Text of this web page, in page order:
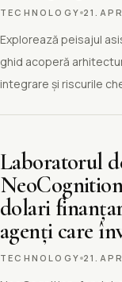
TECHNOLOGY
Explorează peisajul
ghid acoperă
integrare și riscurile
Laboratorul
dolari
agenți care
TECHNOLOGY